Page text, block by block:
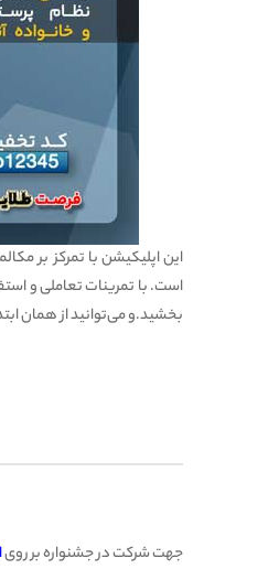
این اپلیکیشن با تمرکز بر
است. با تمرینات تعاملی و
بخشید.و می‌توانید از همان
جهتشرکت در جشنوارهبر روی